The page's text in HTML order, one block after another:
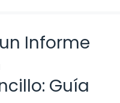
Informe
Guía